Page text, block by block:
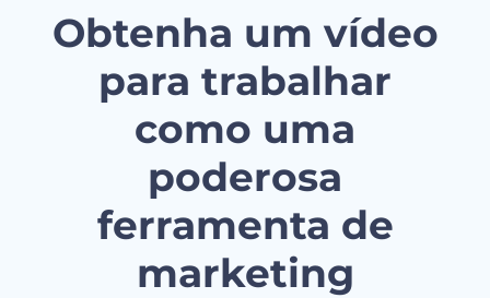
Obtenha um vídeo
para trabalhar
como uma
poderosa
ferramenta de
marketing